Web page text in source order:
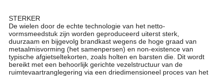
STERKER
De wielen door de echte technologie van het netto-
vormsmeedstuk zijn worden geproduceerd uiterst sterk,
duurzaam en bijgevolg brandkast wegens de hoge graad van
metaalmisvorming (het samenpersen) en non-existence van
typische afgietseltekorten, zoals holten en barsten die. Dit wordt
bereikt met een behoorlijk gerichte vezelstructuur van de
ruimtevaartranglegering via een driedimensioneel proces van het